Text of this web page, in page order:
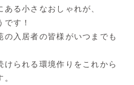
る小さなおしゃれが、
す！
入居者の皆様がいつまでも
られる環境作りをこれから